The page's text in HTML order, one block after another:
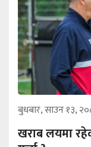
बुधबार, साउन १३,
खराब लयमा